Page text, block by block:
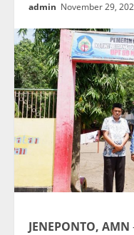
admin November 29,
JENEPONTO, AMN